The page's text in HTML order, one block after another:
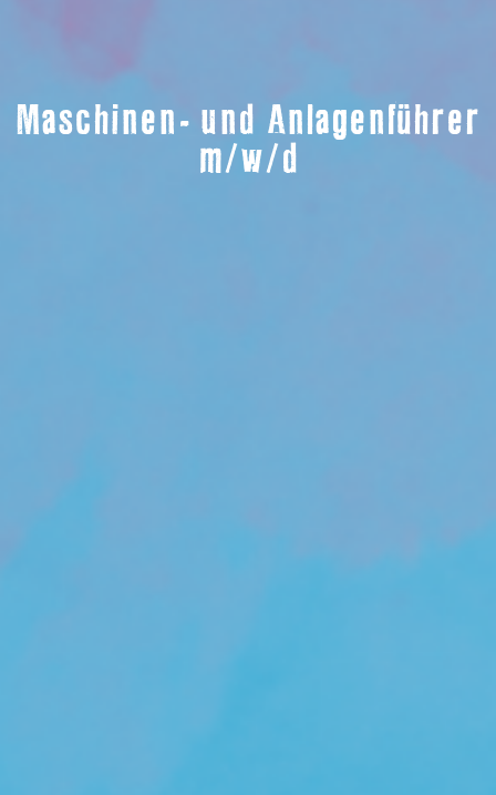
Maschinen- und Anlagenführer
m/w/d